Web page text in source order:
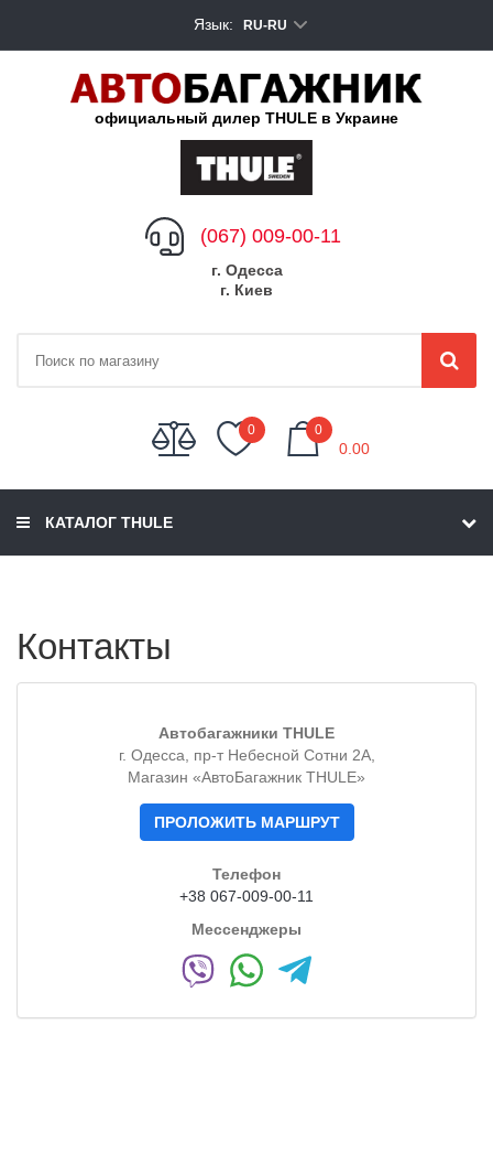
Язык: RU-RU
официальный дилер THULE в Украине
(067) 009-00-11
г. Одесса
г. Киев
0 0
0.00
КАТАЛОГ THULE
Контакты
Автобагажники THULE
г. Одесса, пр-т Небесной Сотни 2А,
Магазин «АвтоБагажник THULE»
ПРОЛОЖИТЬ МАРШРУТ
Телефон
+38 067-009-00-11
Мессенджеры